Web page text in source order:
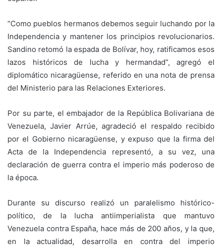
“Como pueblos hermanos debemos seguir luchando por la
Independencia y mantener los principios revolucionarios.
Sandino retomó la espada de Bolívar, hoy, ratificamos esos
lazos históricos de lucha y hermandad”, agregó el
diplomático nicaragüense, referido en una nota de prensa
del Ministerio para las Relaciones Exteriores.
Por su parte, el embajador de la República Bolivariana de
Venezuela, Javier Arrúe, agradeció el respaldo recibido
por el Gobierno nicaragüense, y expuso que la firma del
Acta de la Independencia representó, a su vez, una
declaración de guerra contra el imperio más poderoso de
la época.
Durante su discurso realizó un paralelismo histórico-
político, de la lucha antiimperialista que mantuvo
Venezuela contra España, hace más de 200 años, y la que,
en la actualidad, desarrolla en contra del imperio